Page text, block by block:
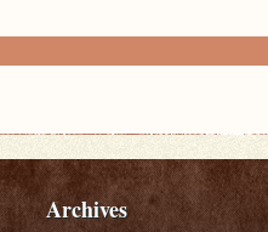
Archives